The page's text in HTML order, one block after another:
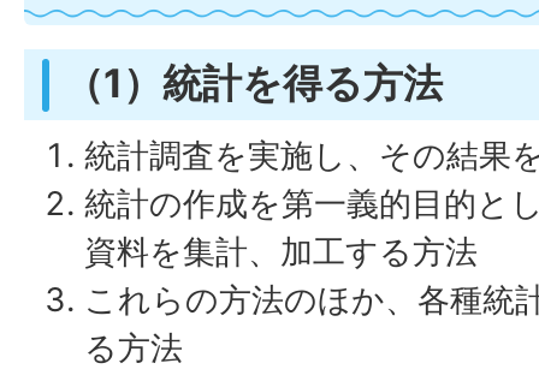
（1）統計を得る方法
統計調査を実施し、その結果
統計の作成を第一義的目的と
資料を集計、加工する方法
これらの方法のほか、各種統
る方法